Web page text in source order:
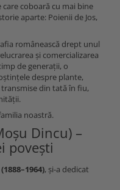
coboară cu mai bine
aparte: Poienii de Jos,
românească drept unul
și comercializarea
de generații, o
despre plante,
din tată în fiu,
noastră.
Dincu) –
povești
, și-a dedicat